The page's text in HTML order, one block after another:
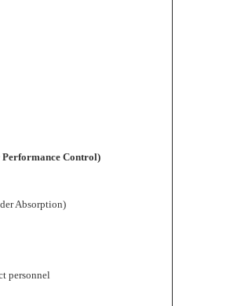
Control)
Absorption)
personnel